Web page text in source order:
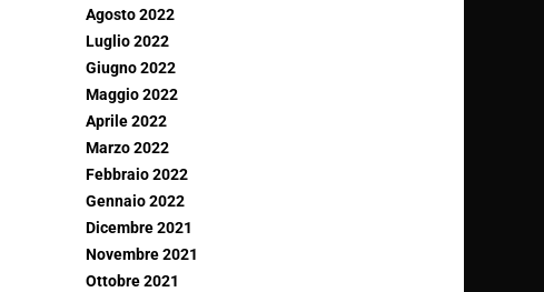
Agosto 2022
Luglio 2022
Giugno 2022
Maggio 2022
Aprile 2022
Marzo 2022
Febbraio 2022
Gennaio 2022
Dicembre 2021
Novembre 2021
Ottobre 2021